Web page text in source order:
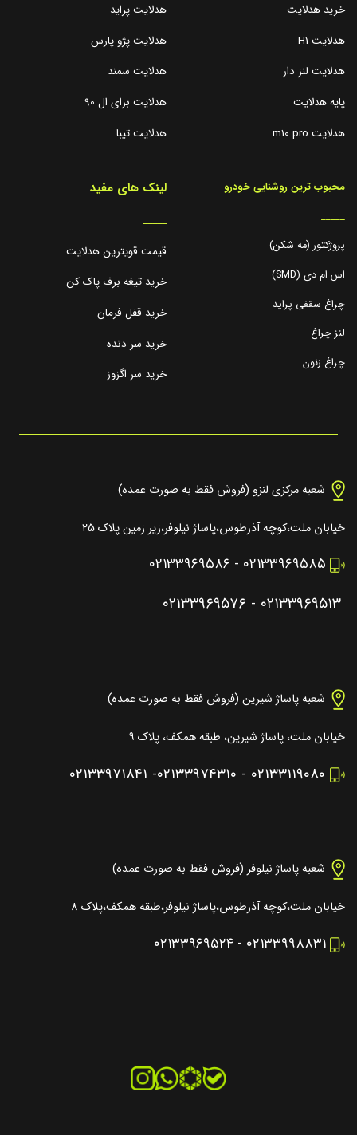
خرید هدلایت
هدلایت H1
هدلایت لنز دار
پایه هدلایت
هدلایت m10 pro
هدلایت پراید
هدلایت پژو پارس
هدلایت سمند
هدلایت برای ال 90
هدلایت تیبا
محبوب ترین روشنایی خودرو
_____
پروژکتور (مه شکن)
اس ام دی (SMD)
چراغ سقفی پراید
لنز چراغ
چراغ زنون
لینک های مفید
_____
قیمت قویترین هدلایت
خرید تیغه برف پاک کن
خرید قفل فرمان
خرید سر دنده
خرید سر اگزوز
شعبه مرکزی لنزو (فروش فقط به صورت عمده)
خیابان ملت،کوچه آذرطوس،پاساژ نیلوفر،زیر زمین پلاک ۲۵
۰۲۱۳۳۹۶۹۵۸۵ - ۰۲۱۳۳۹۶۹۵۸۶
۰۲۱۳۳۹۶۹۵۱۳ - ۰۲۱۳۳۹۶۹۵۷۶
شعبه پاساژ شیرین (فروش فقط به صورت عمده)
خیابان ملت، پاساژ شیرین، طبقه همکف، پلاک ۹
۰۲۱۳۳۱۱۹۰۸۰ - ۰۲۱۳۳۹۷۴۳۱۰- ۰۲۱۳۳۹۷۱۸۴۱
شعبه پاساژ نیلوفر (فروش فقط به صورت عمده)
خیابان ملت،کوچه آذرطوس،پاساژ نیلوفر،طبقه همکف،پلاک ۸
۰۲۱۳۳۹۹۸۸۳۱ - ۰۲۱۳۳۹۶۹۵۲۴